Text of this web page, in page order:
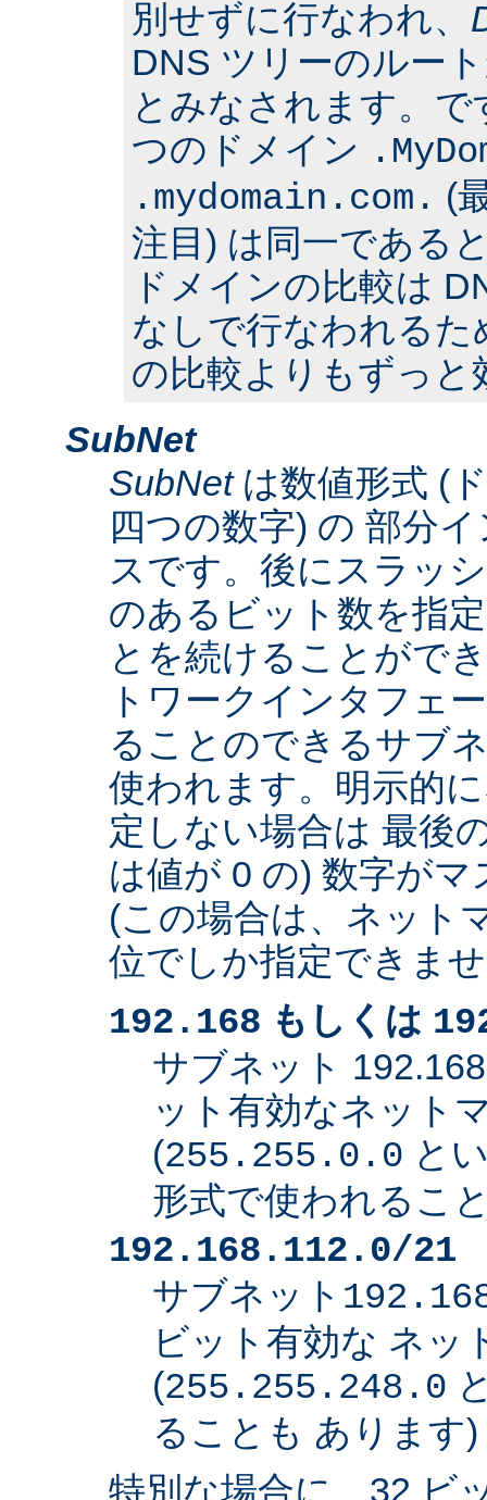
別せずに行なわれ、
DNS ツリーのルー
とみなされます。
つのドメイン
.mydomain.com. (
注目) は同一である
ドメインの比較は
なしで行なわれる
の比較よりもずっと
SubNet
SubNetは数値形式 (
四つの数字) の 部分
スです。後にスラッ
のあるビット数を指
とを続けることがで
トワークインタフェ
ることのできるサブ
使われます。明示的
定しない場合は 最後
は値が 0 の) 数字が
(この場合は、ネット
位でしか指定できま
192.168 もしくは
サブネット
ット有効なネット
(255.255.0.0 と
形式で使われるこ
192.168.112.0/21
サブネット
ビット有効な ネッ
(255.255.248.0
ることも あります)
特別な場合に、32 ビ